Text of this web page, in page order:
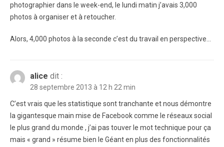
photographier dans le week-end, le lundi matin j’avais 3,000
photos à organiser et à retoucher.
Alors, 4,000 photos à la seconde c’est du travail en perspective…
alice dit :
28 septembre 2013 à 12 h 22 min
C’est vrais que les statistique sont tranchante et nous démontre
la gigantesque main mise de Facebook comme le réseaux social
le plus grand du monde , j’ai pas touver le mot technique pour ça
mais « grand » résume bien le Géant en plus des fonctionnalités